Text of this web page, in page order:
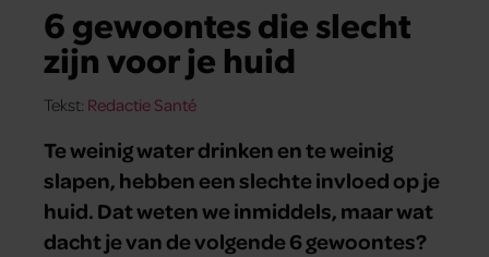
6 gewoontes die slecht
zijn voor je huid
Tekst: Redactie Santé
Te weinig water drinken en te weinig
slapen, hebben een slechte invloed op je
huid. Dat weten we inmiddels, maar wat
dacht je van de volgende 6 gewoontes?